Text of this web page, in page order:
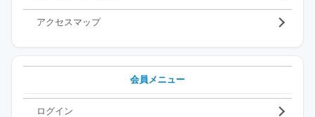
アクセスマップ
会員メニュー
ログイン